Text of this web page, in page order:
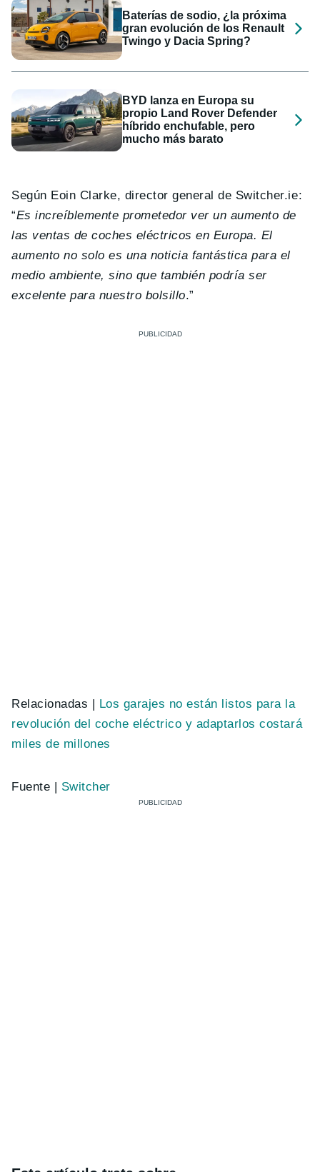
Baterías de sodio, ¿la próxima
gran evolución de los Renault
Twingo y Dacia Spring?
BYD lanza en Europa su
propio Land Rover Defender
híbrido enchufable, pero
mucho más barato
Según Eoin Clarke, director general de Switcher.ie:
“Es increíblemente prometedor ver un aumento de
las ventas de coches eléctricos en Europa. El
aumento no solo es una noticia fantástica para el
medio ambiente, sino que también podría ser
excelente para nuestro bolsillo.”
Relacionadas | Los garajes no están listos para la
revolución del coche eléctrico y adaptarlos costará
miles de millones
Fuente | Switcher